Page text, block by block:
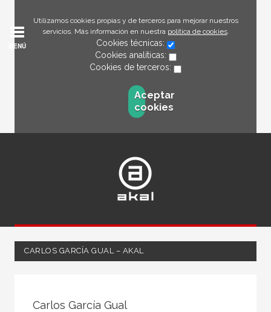
Utilizamos cookies propias y de terceros para mejorar nuestros
servicios. Más información en nuestra política de cookies.
Cookies técnicas:
Cookies analíticas:
Cookies de terceros:
Aceptar
cookies
MENÚ
CARLOS GARCÍA GUAL – AKAL
Carlos García Gual